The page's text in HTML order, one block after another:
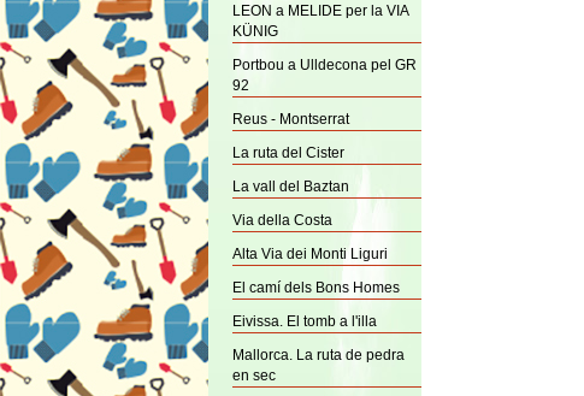
LEON a MELIDE per la VIA
KÜNIG
Portbou a Ulldecona pel GR
92
Reus - Montserrat
La ruta del Cister
La vall del Baztan
Via della Costa
Alta Via dei Monti Liguri
El camí dels Bons Homes
Eivissa. El tomb a l'illa
Mallorca. La ruta de pedra
en sec